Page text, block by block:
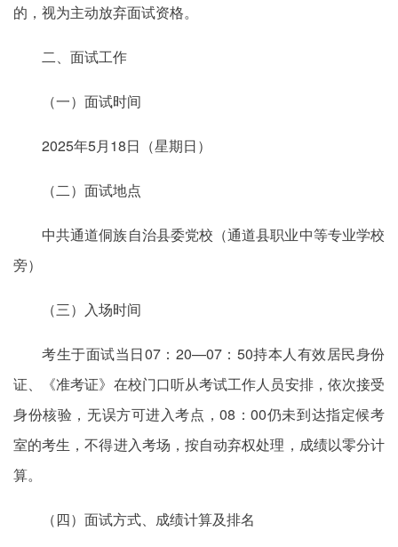
的，视为主动放弃面试资格。
二、面试工作
（一）面试时间
2025年5月18日（星期日）
（二）面试地点
中共通道侗族自治县委党校（通道县职业中等专业学校
旁）
（三）入场时间
考生于面试当日07：20—07：50持本人有效居民身份
证、《准考证》在校门口听从考试工作人员安排，依次接受
身份核验，无误方可进入考点，08：00仍未到达指定候考
室的考生，不得进入考场，按自动弃权处理，成绩以零分计
算。
（四）面试方式、成绩计算及排名